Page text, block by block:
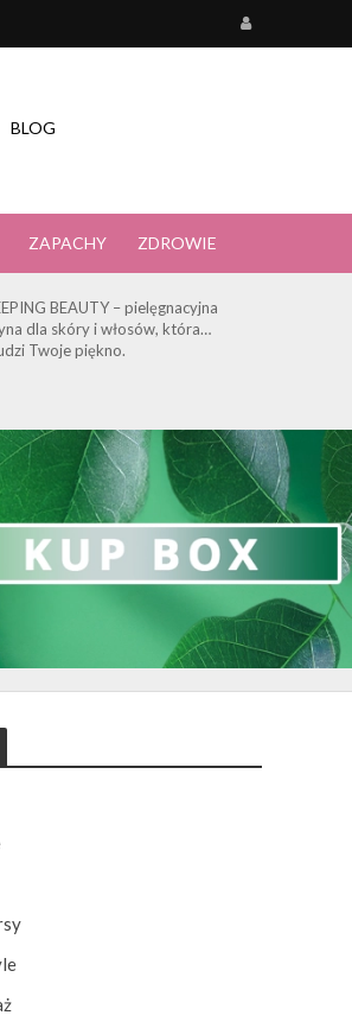
BLOG
ZAPACHY ZDROWIE
BEAUTY – pielęgnacyjna
dla skóry i włosów, która…
Twoje piękno.